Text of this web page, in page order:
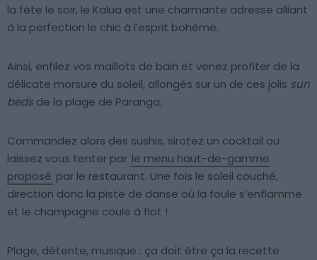
la fête le soir, le Kalua est une charmante adresse alliant
à la perfection le chic à l’esprit bohème.
Ainsi, enfilez vos maillots de bain et venez profiter de la
délicate morsure du soleil, allongés sur un de ces jolis sun
beds de la plage de Paranga.
Commandez alors des sushis, sirotez un cocktail ou
laissez vous tenter par le menu haut-de-gamme
proposé par le restaurant. Une fois le soleil couché,
direction donc la piste de danse où la foule s’enflamme
et le champagne coule à flot !
Plage, détente, musique : ça doit être ça la recette